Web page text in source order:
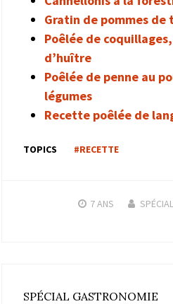
Gratin de pommes
Poêlée de
d’huître
Poêlée de penne au
légumes
Recette poêlée de
TOPICS #RECETTE
7 ANS
SPÉCIAL GASTRONOMIE